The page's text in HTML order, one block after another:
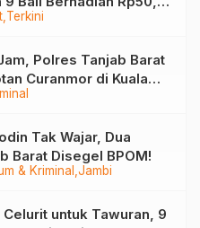
Terkini
Polres Tanjab Barat
Curanmor di Kuala
& Kriminal Jambi
Tak Wajar, Dua
Barat Disegel BPOM!
untuk Tawuran, 9